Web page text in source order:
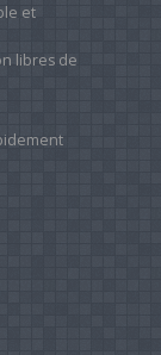
et
libres de